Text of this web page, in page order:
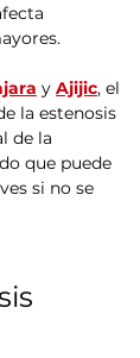
y Ajijic, el
la estenosis
de la
que puede
si no se